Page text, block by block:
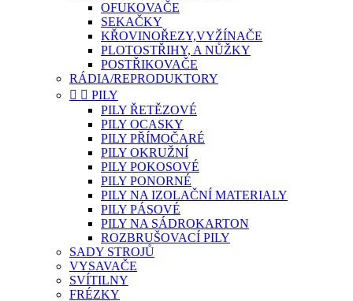
OFUKOVAČE
SEKAČKY
KŘOVINOŘEZY,VYŽÍNAČE
PLOTOSTŘIHY, A NŮŽKY
POSTŘIKOVAČE
RÁDIA/REPRODUKTORY
  PILY
PILY ŘETĚZOVÉ
PILY OCASKY
PILY PŘÍMOČARÉ
PILY OKRUŽNÍ
PILY POKOSOVÉ
PILY PONORNÉ
PILY NA IZOLAČNÍ MATERIALY
PILY PÁSOVÉ
PILY NA SÁDROKARTON
ROZBRUŠOVACÍ PILY
SADY STROJŮ
VYSAVAČE
SVÍTILNY
FRÉZKY